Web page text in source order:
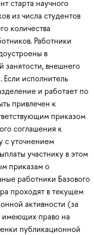
старта научного
из числа студентов
количества
Работники
в
занятости, внешнего
Если исполнитель
и работает по
привлечен к
приказом
соглашения к
с уточнением
участнику в этом
приказам о
работники Базового
проходят в текущем
активности (за
имеющих право на
публикационной